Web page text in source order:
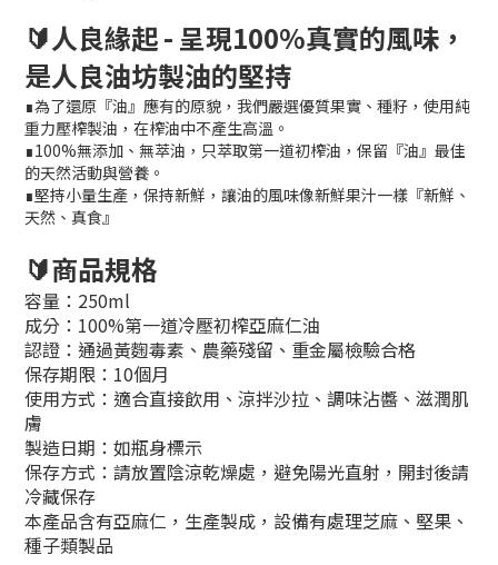
🔰人良緣起 - 呈現100%真實的風味，
是人良油坊製油的堅持
∎為了還原『油』應有的原貌，我們嚴選優質果實、種籽，使用純
重力壓榨製油，在榨油中不產生高溫。
∎100%無添加、無萃油，只萃取第一道初榨油，保留『油』最佳
的天然活動與營養。
∎堅持小量生產，保持新鮮，讓油的風味像新鮮果汁一樣『新鮮、
天然、真食』
🔰商品規格
容量：250ml
成分：100%第一道冷壓初榨亞麻仁油
認證：通過黃麴毒素、農藥殘留、重金屬檢驗合格
保存期限：10個月
使用方式：適合直接飲用、涼拌沙拉、調味沾醬、滋潤肌
膚
製造日期：如瓶身標示
保存方式：請放置陰涼乾燥處，避免陽光直射，開封後請
冷藏保存
本產品含有亞麻仁，生產製成，設備有處理芝麻、堅果、
種子類製品